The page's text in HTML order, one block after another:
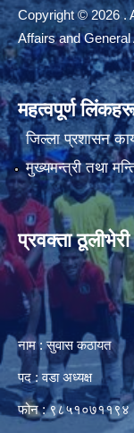
Copyright © 2026 .
Affairs and
महत्वपूर्ण
जिल्ला प्रशासन
मुख्यमन्त्री तथा
प्रवक्ता
नाम : सुवास कठायत
पद : वडा अध्यक्ष
फोन : ९८५१०७११९४